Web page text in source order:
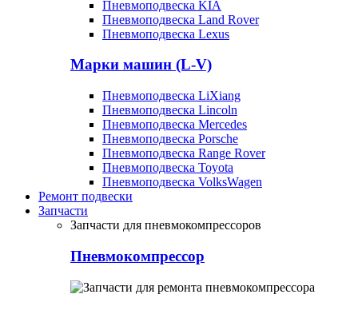
Пневмоподвеска KIA
Пневмоподвеска Land Rover
Пневмоподвеска Lexus
Марки машин (L-V)
Пневмоподвеска LiXiang
Пневмоподвеска Lincoln
Пневмоподвеска Mercedes
Пневмоподвеска Porsche
Пневмоподвеска Range Rover
Пневмоподвеска Toyota
Пневмоподвеска VolksWagen
Ремонт подвески
Запчасти
Запчасти для пневмокомпрессоров
Пневмокомпрессор